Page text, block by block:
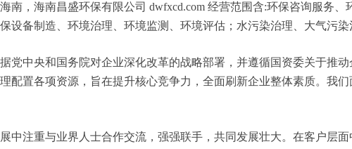
南，海南昌盛环保有限公司 dwfxcd.com 经营范围含:环保咨询服务
设备制造、环境治理、环境监测、环境评估；水污染治理、大气污
党中央和国务院对企业深化改革的战略部署，并遵循国资委关于推
配置各项资源，旨在提升核心竞争力，全面刷新企业整体素质。我
中注重与业界人士合作交流，强强联手，共同发展壮大。在客户层